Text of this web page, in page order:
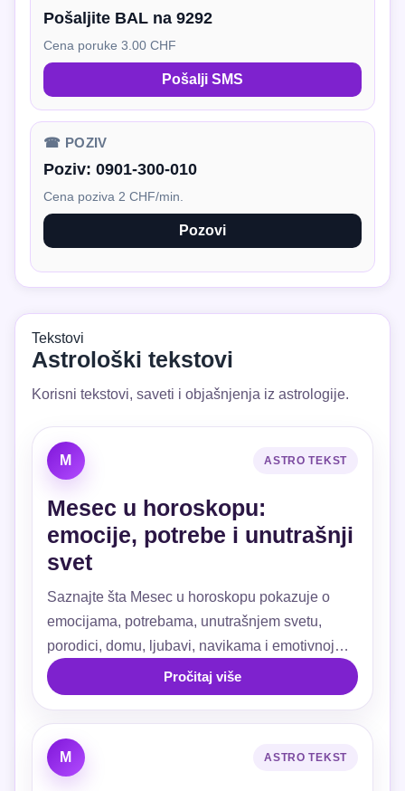
Pošaljite BAL na 9292
Cena poruke 3.00 CHF
Pošalji SMS
☎ POZIV
Poziv: 0901-300-010
Cena poziva 2 CHF/min.
Pozovi
Tekstovi
Astrološki tekstovi
Korisni tekstovi, saveti i objašnjenja iz astrologije.
M ASTRO TEKST
Mesec u horoskopu:
emocije, potrebe i unutrašnji
svet
Saznajte šta Mesec u horoskopu pokazuje o
emocijama, potrebama, unutrašnjem svetu,
porodici, domu, ljubavi, navikama i emotivnoj
sigurnosti.
Pročitaj više
M ASTRO TEKST